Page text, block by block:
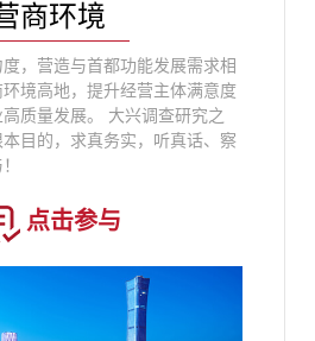
商环境
，营造与首都功能发展需求相
境高地，提升经营主体满意度
质量发展。 大兴调查研究之
目的，求真务实，听真话、察
点击参与